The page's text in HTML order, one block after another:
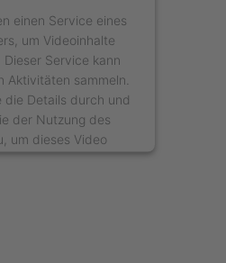
einen Service eines
um Videoinhalte
Service kann
Aktivitäten sammeln.
die Details durch und
der Nutzung des
um dieses Video